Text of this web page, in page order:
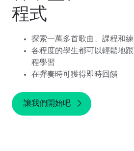
程式
探索一萬多首歌曲、課程和
各程度的學生都可以輕鬆地
程學習
在彈奏時可獲得即時回饋
讓我們開始吧